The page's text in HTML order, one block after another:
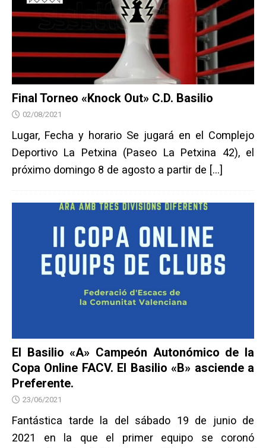
Final Torneo «Knock Out» C.D. Basilio
02/08/2021
Lugar, Fecha y horario Se jugará en el Complejo
Deportivo La Petxina (Paseo La Petxina 42), el
próximo domingo 8 de agosto a partir de […]
El Basilio «A» Campeón Autonómico de la
Copa Online FACV. El Basilio «B» asciende a
Preferente.
23/06/2021
Fantástica tarde la del sábado 19 de junio de
2021 en la que el primer equipo se coronó